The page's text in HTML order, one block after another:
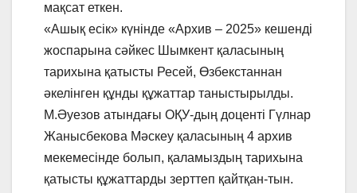
мақсат еткен.
«Ашық есік» күнінде «Архив – 2025» кешенді
жоспарына сәйкес Шымкент қаласының
тарихына қатысты Ресей, Өзбекстаннан
әкелінген құнды құжаттар таныстырылды.
М.Әуезов атындағы ОҚУ-дың доценті Гүлнар
Жанысбекова Мәскеу қаласының 4 архив
мекемесінде болып, қаламыздың тарихына
қатысты құжаттарды зерттеп қайтқан-тын.